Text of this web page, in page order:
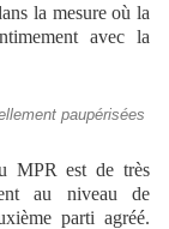
la mesure où la
avec la
paupérisées
MPR est de très
au niveau de
parti agréé.